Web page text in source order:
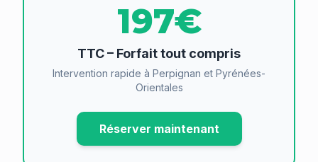
197€
TTC – Forfait tout compris
Intervention rapide à Perpignan et Pyrénées-
Orientales
Réserver maintenant